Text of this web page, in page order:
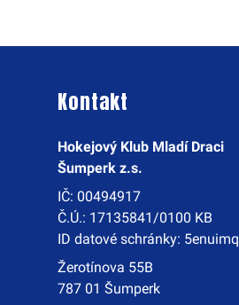
Kontakt
Hokejový Klub Mladí Draci
Šumperk z.s.
IČ: 00494917
Č.Ú.: 17135841/0100 KB
ID datové schránky: 5enuimq
Žerotínova 55B
787 01 Šumperk